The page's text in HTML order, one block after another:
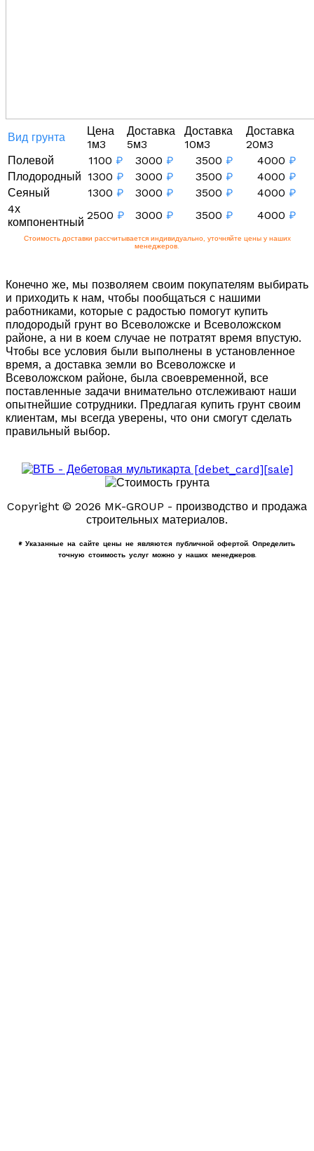
Вид грунта
Цена
1м3
Доставка
5м3
Доставка
10м3
Доставка
20м3
Полевой
1100 ₽ 3000 ₽ 3500 ₽ 4000 ₽
Плодородный 1300 ₽ 3000 ₽ 3500 ₽ 4000 ₽
Сеяный
1300 ₽ 3000 ₽ 3500 ₽ 4000 ₽
4х
компонентный
2500 ₽ 3000 ₽ 3500 ₽ 4000 ₽
Стоимость доставки рассчитывается индивидуально, уточняйте цены у наших
менеджеров.
Конечно же, мы позволяем своим покупателям выбирать
и приходить к нам, чтобы пообщаться с нашими
работниками, которые с радостью помогут купить
плодородый грунт во Всеволожске и Всеволожском
районе, а ни в коем случае не потратят время впустую.
Чтобы все условия были выполнены в установленное
время, а доставка земли во Всеволожске и
Всеволожском районе, была своевременной, все
поставленные задачи внимательно отслеживают наши
опытнейшие сотрудники. Предлагая купить грунт своим
клиентам, мы всегда уверены, что они смогут сделать
правильный выбор.
Copyright © 2026 MK-GROUP - производство и продажа
строительных материалов.
* Указанные на сайте цены не являются публичной офертой. Определить
точную стоимость услуг можно у наших менеджеров.